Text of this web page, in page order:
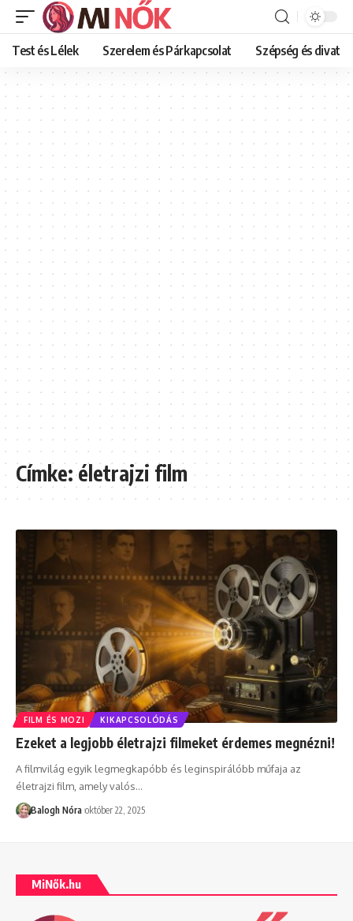
Test és Lélek Szerelem és Párkapcsolat Szépség és divat
Címke:életrajzi film
FILM ÉS MOZI KIKAPCSOLÓDÁS
Ezeket a legjobb életrajzi filmeket érdemes megnézni!
A filmvilág egyik legmegkapóbb és leginspirálóbb műfaja az
életrajzi film, amely valós…
Balogh Nóra október 22, 2025
MiNők.hu